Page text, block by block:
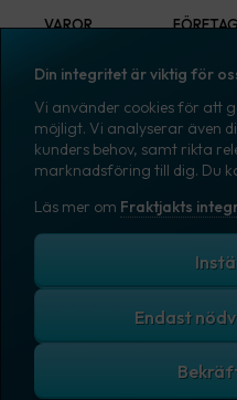
VAROR
Märkning
Emballage
Emballagetillbehör
Kontorsvaror
Pressrum
Jobb &
Blogg
Copyright © 2007 – 2026
Din integritet är viktig för
Vi använder cookies för att
möjligt. Vi analyserar även
kunders behov, samt rikta
marknadsföring till dig. Du
Läs mer om Fraktjakts
Endast